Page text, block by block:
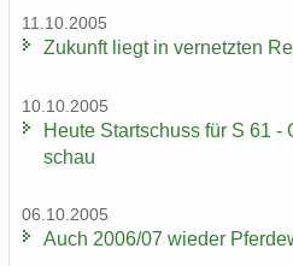
11.10.2005
Zu­kunft liegt in ver­netz­ten
10.10.2005
Heute Start­schuss für S 61
schau
06.10.2005
Auch 2006/07 wie­der